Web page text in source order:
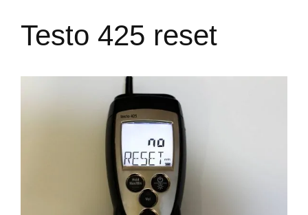
Testo 425 reset